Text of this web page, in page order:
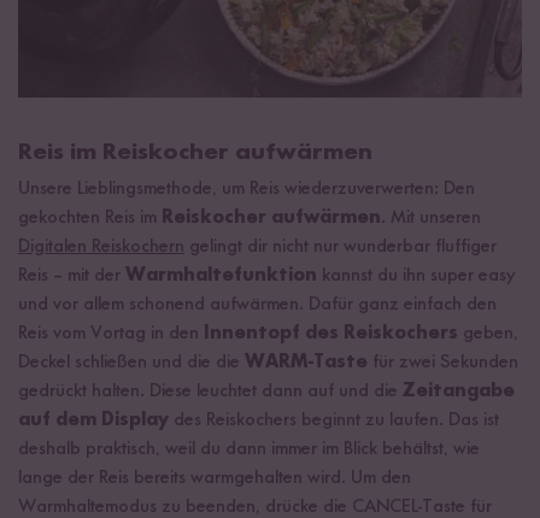
Reis im Reiskocher aufwärmen
Unsere Lieblingsmethode, um Reis wiederzuverwerten: Den
gekochten Reis im Reiskocher aufwärmen. Mit unseren
Digitalen Reiskochern gelingt dir nicht nur wunderbar fluffiger
Reis – mit der Warmhaltefunktion kannst du ihn super easy
und vor allem schonend aufwärmen. Dafür ganz einfach den
Reis vom Vortag in den
Innentopf des Reiskochers geben,
Deckel schließen und die die WARM-Taste für zwei Sekunden
gedrückt halten. Diese leuchtet dann auf und die Zeitangabe
auf dem Display des Reiskochers beginnt zu laufen. Das ist
deshalb praktisch, weil du dann immer im Blick behältst, wie
lange der Reis bereits warmgehalten wird. Um den
Warmhaltemodus zu beenden, drücke die CANCEL-Taste für